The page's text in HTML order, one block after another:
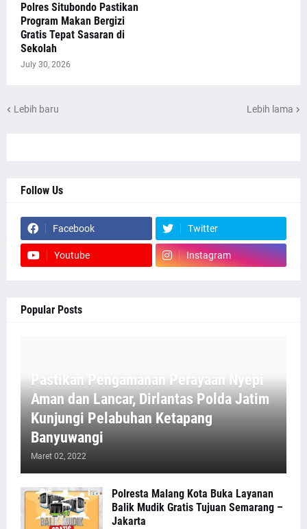
Polres Situbondo Pastikan
Program Makan Bergizi
Gratis Tepat Sasaran di
Sekolah
July 30, 2026
Lebih baru Lebih lama
Follow Us
Facebook Twitter
Youtube Instagram
Popular Posts
Pastikan Pengamanan Perayaan Nyepi
Aman dan Lancar, Dirlantas Polda Jatim
Kunjungi Pelabuhan Ketapang
Banyuwangi
Maret 02, 2022
Polresta Malang Kota Buka Layanan
Balik Mudik Gratis Tujuan Semarang –
Jakarta